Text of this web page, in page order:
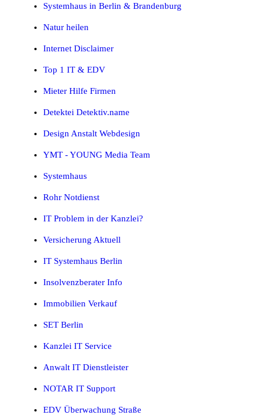
Systemhaus in Berlin & Brandenburg
Natur heilen
Internet Disclaimer
Top 1 IT & EDV
Mieter Hilfe Firmen
Detektei Detektiv.name
Design Anstalt Webdesign
YMT - YOUNG Media Team
Systemhaus
Rohr Notdienst
IT Problem in der Kanzlei?
Versicherung Aktuell
IT Systemhaus Berlin
Insolvenzberater Info
Immobilien Verkauf
SET Berlin
Kanzlei IT Service
Anwalt IT Dienstleister
NOTAR IT Support
EDV Überwachung Straße